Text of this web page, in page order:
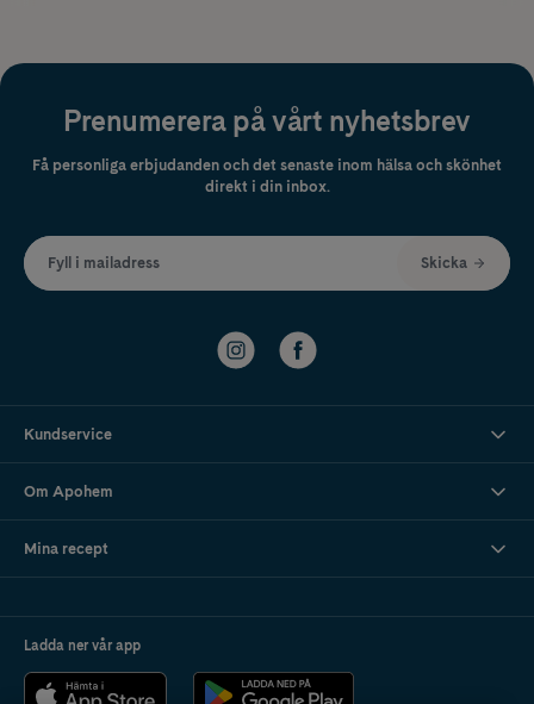
Prenumerera på vårt nyhetsbrev
Få personliga erbjudanden och det senaste inom hälsa och skönhet
direkt i din inbox.
Fyll i mailadress Skicka
Kundservice
Om Apohem
Mina recept
Ladda ner vår app